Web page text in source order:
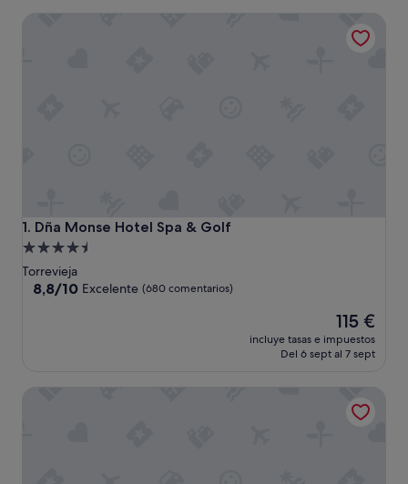
1. Dña Monse Hotel Spa & Golf
Dña Monse Hotel Spa & Golf
Alojamiento
de
4.5 estrellas
Torrevieja
8.8
8,8/10 Excelente (680 comentarios)
El
precio
actual
115 €
115 €
incluye tasas e impuestos
Del 6 sept al 7 sept